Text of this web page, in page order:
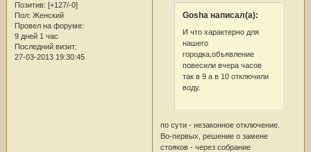
Позитив: [+127/-0]
Пол: Женский
Провел на форуме:
9 дней 1 час
Последний визит:
27-03-2013 19:30:45
Gosha написал(а):
И что характерно для
нашего
городка,объявление
повесили вчера часов
так в 9 а в 10 отключили
воду.
по сути - незаконное отключение.
Во-первых, решение о замене
стояков - через собрание